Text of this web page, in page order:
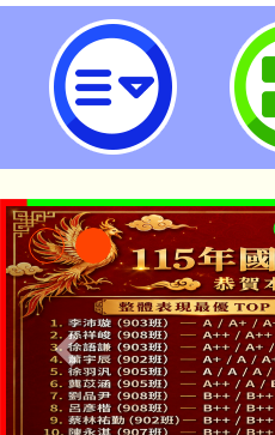
桃園市立瑞坪國
公告本校